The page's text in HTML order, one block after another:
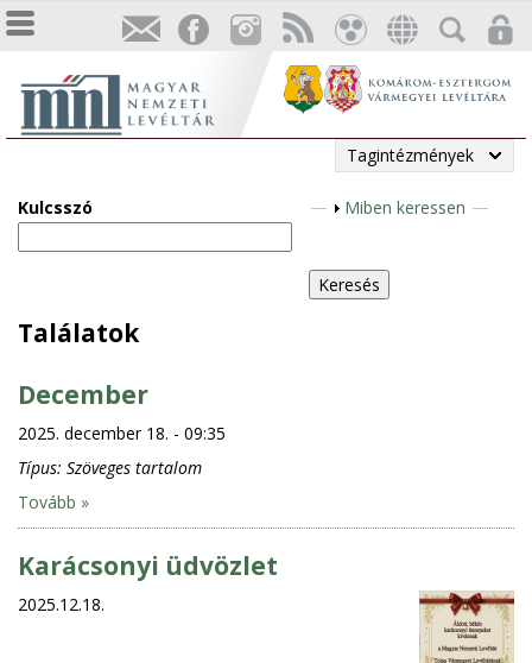
Tagintézmények
Kulcsszó
M
g
j
Miben keressen
Találatok
December
2025. december 18. - 09:35
Típus: Szöveges tartalom
Tovább »
Karácsonyi üdvözlet
2025.12.18.